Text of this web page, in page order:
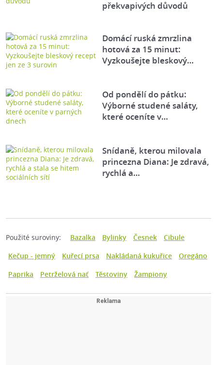
překvapivých důvodů
Domácí ruská zmrzlina
hotová za 15 minut:
Vyzkoušejte bleskový…
Od pondělí do pátku:
Výborné studené saláty,
které oceníte v…
Snídaně, kterou milovala
princezna Diana: Je zdravá,
rychlá a…
Použité suroviny: Bazalka Bylinky Česnek
Cibule
Kečup - jemný
Kuřecí prsa Nakládaná kukuřice
Oregáno
Paprika
Petrželová nať Těstoviny Žampiony